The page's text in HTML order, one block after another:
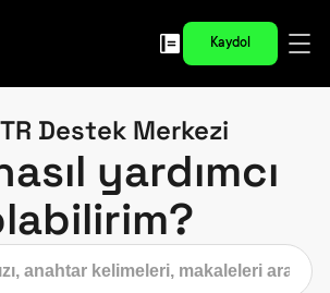
Kaydol
Destek Merkezi
yardımcı